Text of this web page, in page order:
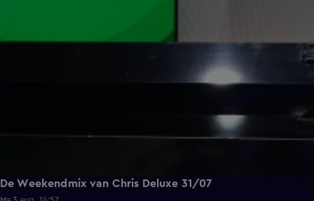
De Weekendmix van Chris Deluxe 31/07